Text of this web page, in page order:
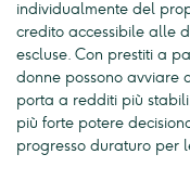
individualmente del
credito accessibile alle
escluse. Con prestiti a
donne possono avviare
porta a redditi più
più forte potere
progresso duraturo per